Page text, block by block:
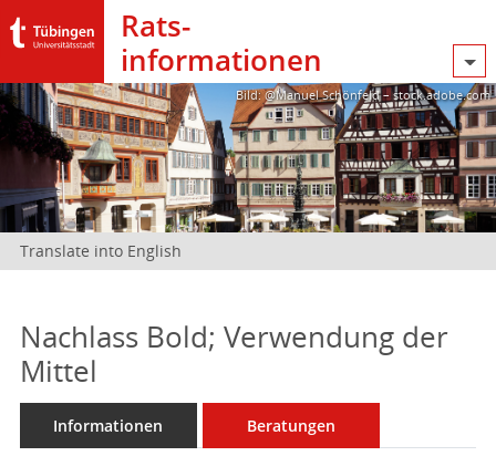
Rats­
informationen
Bild: @Manuel Schönfeld – stock.adobe.com
Translate into English
Nachlass Bold; Verwendung der
Mittel
Informationen Beratungen